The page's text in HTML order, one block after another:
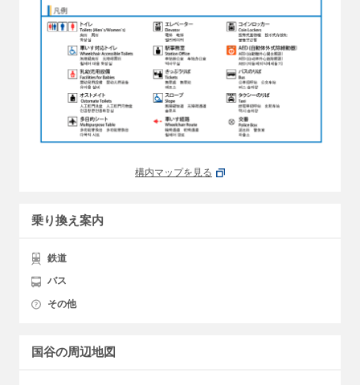
構内マップを見る
乗り換え案内
鉄道
バス
その他
国谷の周辺地図